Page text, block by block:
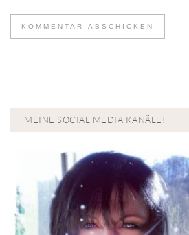
MEINE SOCIAL MEDIA KANÄLE!